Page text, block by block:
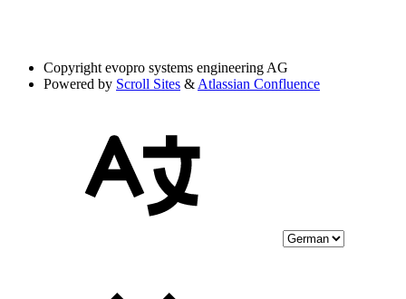
Copyright evopro systems engineering AG
Powered by Scroll Sites & Atlassian Confluence